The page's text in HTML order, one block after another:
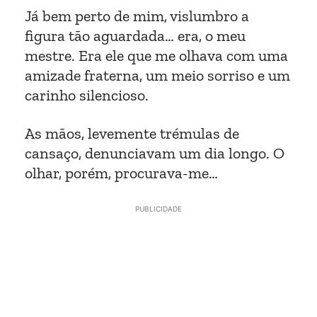
Já bem perto de mim, vislumbro a
figura tão aguardada… era, o meu
mestre. Era ele que me olhava com uma
amizade fraterna, um meio sorriso e um
carinho silencioso.
As mãos, levemente trémulas de
cansaço, denunciavam um dia longo. O
olhar, porém, procurava-me…
PUBLICIDADE